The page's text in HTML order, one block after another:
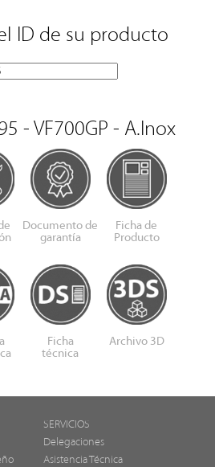
ID de su producto
- VF700GP - A.Inox
Documento de
garantía
Ficha de
Producto
Ficha
técnica
Archivo 3D
SERVICIOS
Delegaciones
Asistencia Técnica